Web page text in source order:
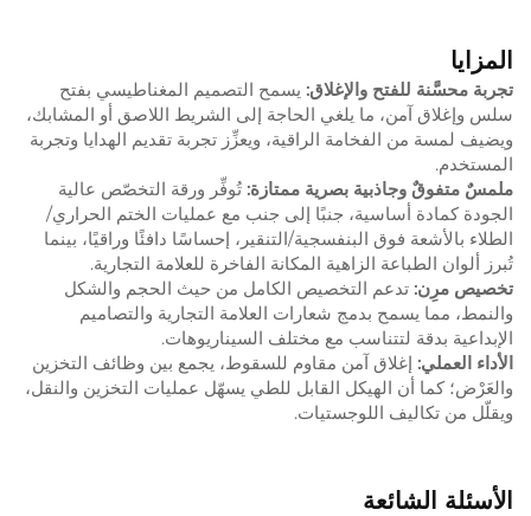
المزايا
تجربة محسَّنة للفتح والإغلاق: يسمح التصميم المغناطيسي بفتح
سلس وإغلاق آمن، ما يلغي الحاجة إلى الشريط اللاصق أو المشابك،
ويضيف لمسة من الفخامة الراقية، ويعزِّز تجربة تقديم الهدايا وتجربة
المستخدم.
ملمسٌ متفوقٌ وجاذبية بصرية ممتازة: تُوفِّر ورقة التخصّص عالية
الجودة كمادة أساسية، جنبًا إلى جنب مع عمليات الختم الحراري/
الطلاء بالأشعة فوق البنفسجية/التنقير، إحساسًا دافئًا وراقيًا، بينما
تُبرز ألوان الطباعة الزاهية المكانة الفاخرة للعلامة التجارية.
تخصيص مرِن: تدعم التخصيص الكامل من حيث الحجم والشكل
والنمط، مما يسمح بدمج شعارات العلامة التجارية والتصاميم
الإبداعية بدقة لتتناسب مع مختلف السيناريوهات.
الأداء العملي: إغلاق آمن مقاوم للسقوط، يجمع بين وظائف التخزين
والعَرْض؛ كما أن الهيكل القابل للطي يسهّل عمليات التخزين والنقل،
ويقلّل من تكاليف اللوجستيات.
الأسئلة الشائعة